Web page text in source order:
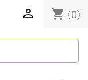
 shopping_cart (0)